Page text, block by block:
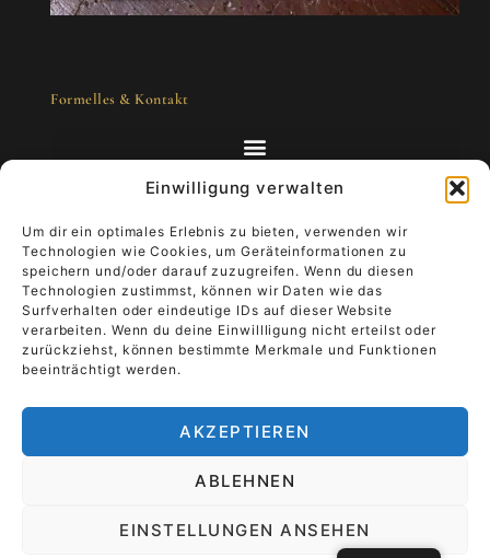
Einwilligung verwalten
Um dir ein optimales Erlebnis zu bieten, verwenden wir
Technologien wie Cookies, um Geräteinformationen zu
speichern und/oder darauf zuzugreifen. Wenn du diesen
Technologien zustimmst, können wir Daten wie das
Surfverhalten oder eindeutige IDs auf dieser Website
verarbeiten. Wenn du deine Einwillligung nicht erteilst oder
zurückziehst, können bestimmte Merkmale und Funktionen
beeinträchtigt werden.
AKZEPTIEREN
ABLEHNEN
EINSTELLUNGEN ANSEHEN
Formelles & Kontakt
Kunst zum Mitnehmen - Luxus, der lebt
Stell dir vor, dein Kunstwerk begleitet dich
durch den Alltag.Trage Luxus, der lebt, und
verleihe ihm Bedeutung.
der Kunst.
TiRa Churros
Das Ende der Sorge
List Title #1